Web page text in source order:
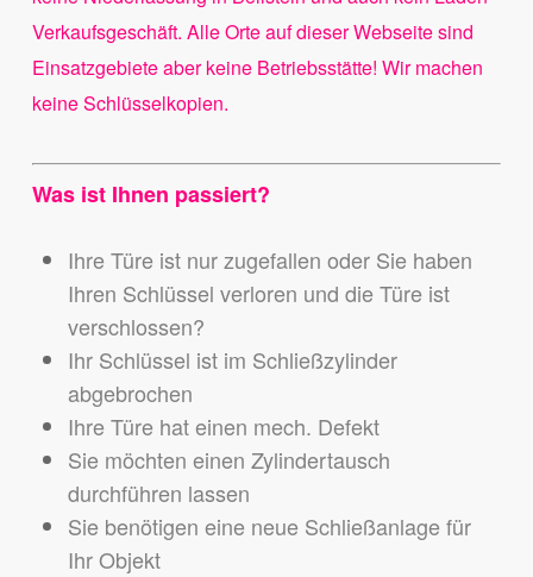
Verkaufsgeschäft. Alle Orte auf dieser Webseite sind
Einsatzgebiete aber keine Betriebsstätte! Wir machen
keine Schlüsselkopien.
Was ist Ihnen passiert?
Ihre Türe ist nur zugefallen oder Sie haben
Ihren Schlüssel verloren und die Türe ist
verschlossen?
Ihr Schlüssel ist im Schließzylinder
abgebrochen
Ihre Türe hat einen mech. Defekt
Sie möchten einen Zylindertausch
durchführen lassen
Sie benötigen eine neue Schließanlage für
Ihr Objekt